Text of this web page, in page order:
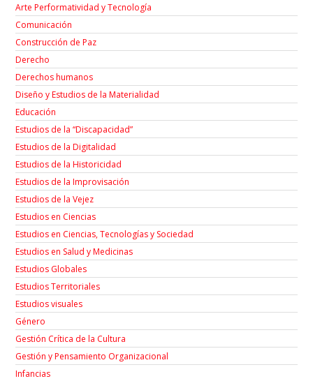
Arte Performatividad y Tecnología
Comunicación
Construcción de Paz
Derecho
Derechos humanos
Diseño y Estudios de la Materialidad
Educación
Estudios de la “Discapacidad”
Estudios de la Digitalidad
Estudios de la Historicidad
Estudios de la Improvisación
Estudios de la Vejez
Estudios en Ciencias
Estudios en Ciencias, Tecnologías y Sociedad
Estudios en Salud y Medicinas
Estudios Globales
Estudios Territoriales
Estudios visuales
Género
Gestión Crítica de la Cultura
Gestión y Pensamiento Organizacional
Infancias